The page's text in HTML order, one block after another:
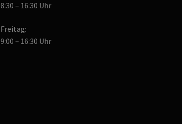
8:30 – 16:30 Uhr
Freitag:
9:00 – 16:30 Uhr